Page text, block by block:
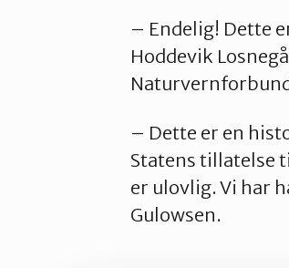
– Endelig! Dette
Hoddevik
– Dette er en
Statens tillatelse
er ulovlig. Vi har
Gulowsen.